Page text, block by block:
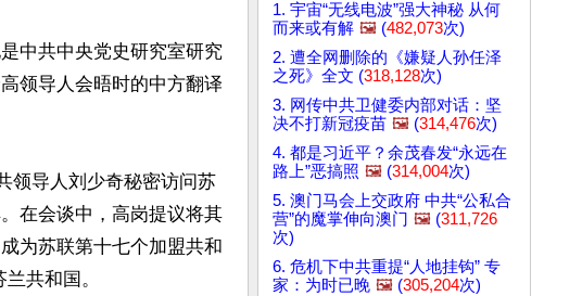
中共中央党史研究室研究
领导人会晤时的中方翻译
领导人刘少奇秘密访问苏
在会谈中，高岗提议将其
为苏联第十七个加盟共和
共和国。
1. 宇宙“无线电波”强大神秘 从何
而来或有解 🖼️ (482,073次)
2. 遭全网删除的《嫌疑人孙任泽
之死》全文 (318,128次)
3. 网传中共卫健委内部对话：坚
决不打新冠疫苗 🖼️ (314,476次)
4. 都是习近平？余茂春发“永远在
路上”恶搞照 🖼️ (314,004次)
5. 澳门马会上交政府 中共“公私合
营”的魔掌伸向澳门 🖼️ (311,726
次)
6. 危机下中共重提“人地挂钩” 专
家：为时已晚 🖼️ (305,204次)